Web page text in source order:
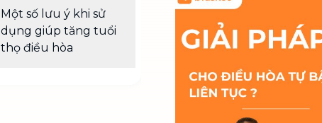
Chuyển nhà trọn gói,
dẹp nơi đi nơi đến
Vệ sinh công nghiệp NEW
Vệ sinh chuyên nghiệp cho
phòng, nhà xưởng, công
Một số lưu ý khi sử
dụng giúp tăng tuổi
thọ điều hòa